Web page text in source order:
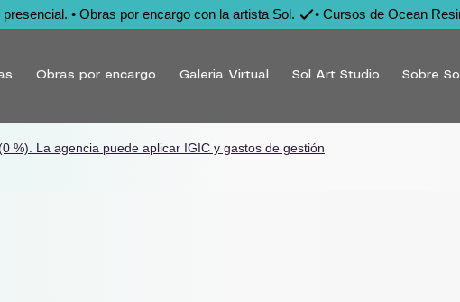
• Obras por encargo con la artista Sol.
Obras por encargo Galeria Virtual Sol Art Studio Sobre Sol
%). La agencia puede aplicar IGIC y gastos de gestión